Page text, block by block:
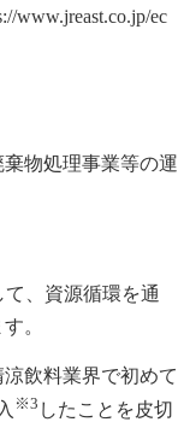
www.jreast.co.jp/ec
物処理事業等の運
、資源循環を通
。
飲料業界で初めて
※3 したことを皮切